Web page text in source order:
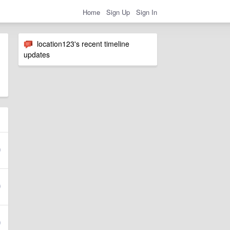
Home Sign Up Sign In
location123's recent timeline
updates